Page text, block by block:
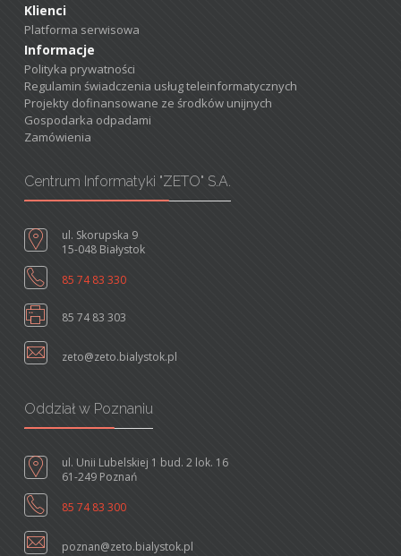
Klienci
Platforma serwisowa
Informacje
Polityka prywatności
Regulamin świadczenia usług teleinformatycznych
Projekty dofinansowane ze środków unijnych
Gospodarka odpadami
Zamówienia
Centrum Informatyki "ZETO" S.A.
ul. Skorupska 9
15-048 Białystok
85 74 83 330
85 74 83 303
zeto@zeto.bialystok.pl
Oddział w Poznaniu
ul. Unii Lubelskiej 1 bud. 2 lok. 16
61-249 Poznań
85 74 83 300
poznan@zeto.bialystok.pl